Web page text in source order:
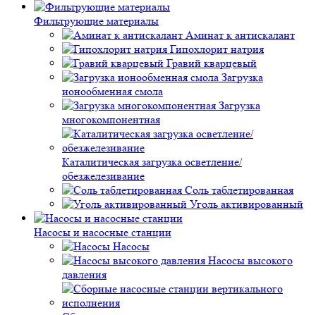
Фильтрующие материалы
Аминат к антискалант
Гипохлорит натрия
Гравий кварцевый
Загрузка
ионообменная смола
Загрузка
многокомпонентная
Каталитическая загрузка осветление/
обезжелезивание
Соль таблетированная
Уголь активированный
Насосы и насосные станции
Насосы
Насосы высокого
давления